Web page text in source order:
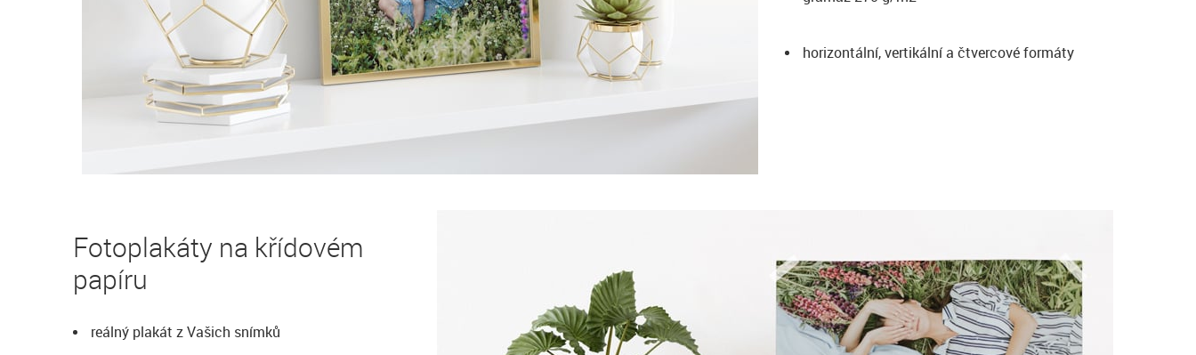
horizontální, vertikální a čtvercové formáty
Fotoplakáty na křídovém
papíru
reálný plakát z Vašich snímků